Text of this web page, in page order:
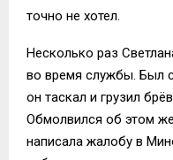
точно не хотел.
Несколько раз
во время службы. Был
он таскал и грузил
Обмолвился об этом
написала жалобу в